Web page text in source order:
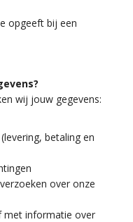
opgeeft bij een
wij jouw gegevens:
betaling en
over onze
met informatie over